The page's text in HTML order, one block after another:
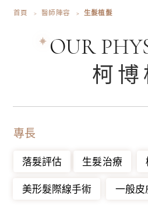
首頁 醫師陣容 生髮植髮
OUR
柯博
專長
落髮評估 生髮治療
美形髮際線手術 一般皮